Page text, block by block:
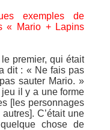
exemples de
« Mario + Lapins
premier, qui était
dit : « Ne fais pas
sauter Mario. »
il y a une forme
[les personnages
C’était une
chose de